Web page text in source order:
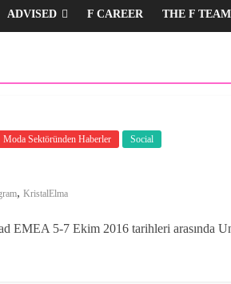
ADVISED F CAREER THE F TEAM
Moda Sektöründen Haberler Social
, KristalElma
EMEA 5-7 Ekim 2016 tarihleri arasında